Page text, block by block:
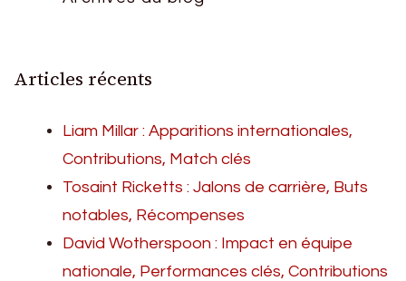
Articles récents
Liam Millar : Apparitions internationales,
Contributions, Match clés
Tosaint Ricketts : Jalons de carrière, Buts
notables, Récompenses
David Wotherspoon : Impact en équipe
nationale, Performances clés, Contributions